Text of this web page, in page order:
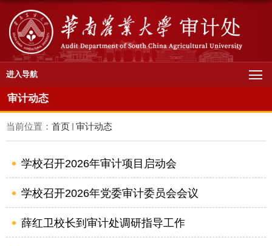
进入导航
审计动态
当前位置： 首页 审计动态
学校召开2026年审计项目启动会
学校召开2026年党委审计委员会会议
薛红卫校长到审计处调研指导工作